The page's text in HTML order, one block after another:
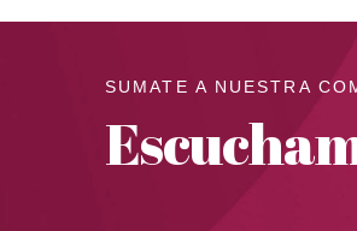
SUMATE A NUESTRA